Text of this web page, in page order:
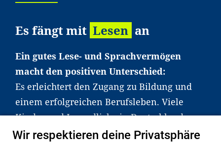
Es fängt mit Lesen an
Ein gutes Lese- und Sprachvermögen
macht den positiven Unterschied:
Es erleichtert den Zugang zu Bildung und
einem erfolgreichen Berufsleben. Viele
Kinder und Jugendliche in Deutschland
haben aber große Schwierigkeiten dabei.
Wir respektieren deine Privatsphäre